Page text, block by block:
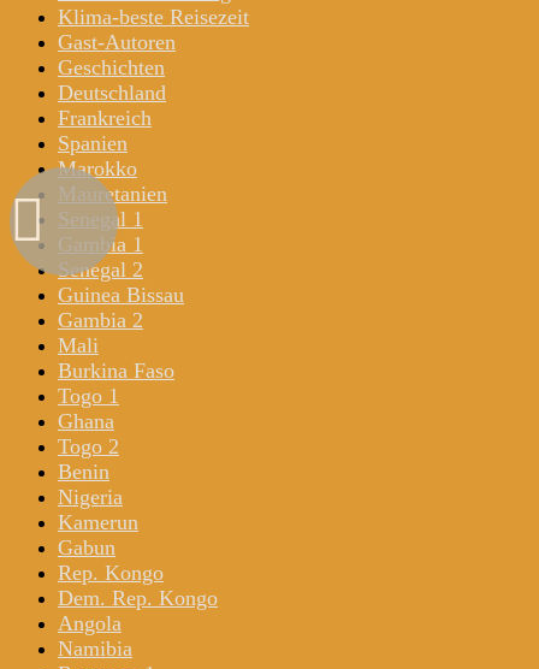
Klima-beste Reisezeit
Gast-Autoren
Geschichten
Deutschland
Frankreich
Spanien
Marokko
Mauretanien
Senegal 1
Gambia 1
Senegal 2
Guinea Bissau
Gambia 2
Mali
Burkina Faso
Togo 1
Ghana
Togo 2
Benin
Nigeria
Kamerun
Gabun
Rep. Kongo
Dem. Rep. Kongo
Angola
Namibia